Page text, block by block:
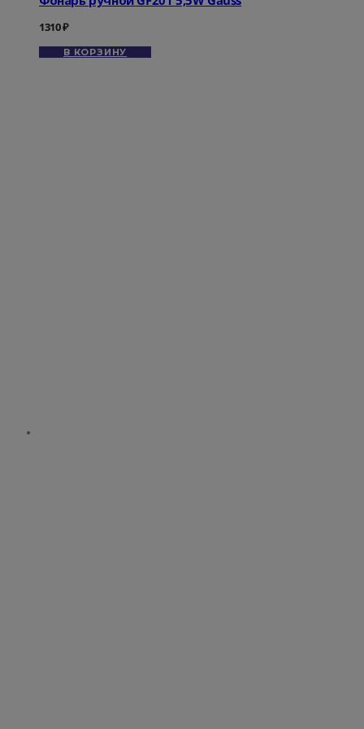
1310₽
В КОРЗИНУ